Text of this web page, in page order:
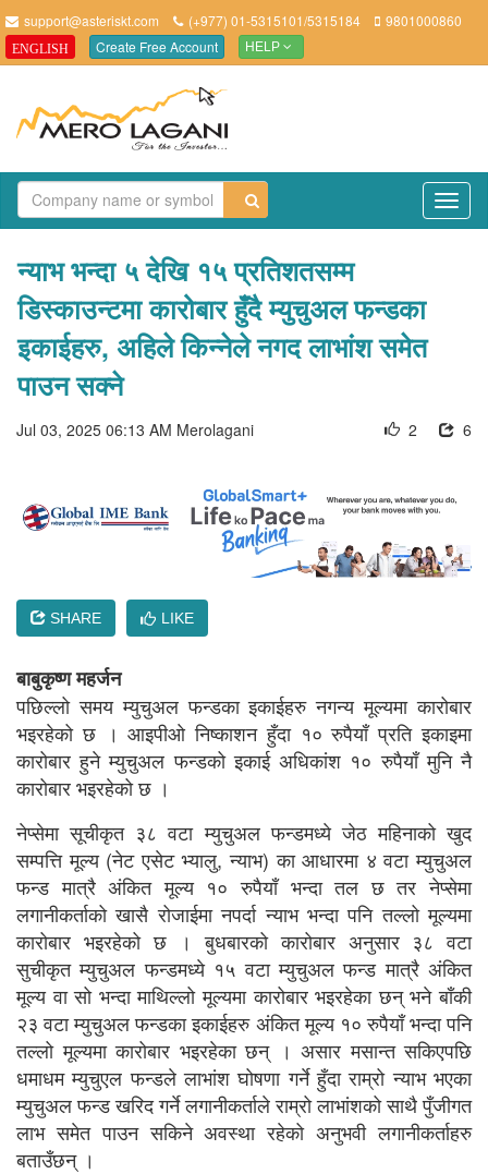
support@asteriskt.com (+977) 01-5315101/5315184 9801000860
ENGLISH Create Free Account HELP
न्याभ भन्दा ५ देखि १५ प्रतिशतसम्म
डिस्काउन्टमा कारोबार हुँदै म्युचुअल फन्डका
इकाईहरु, अहिले किन्नेले नगद लाभांश समेत
पाउन सक्ने
Jul 03, 2025 06:13 AM Merolagani 6
2
SHARE LIKE
बाबुकृष्ण महर्जन
पछिल्लो समय म्युचुअल फन्डका इकाईहरु नगन्य मूल्यमा कारोबार
भइरहेको छ । आइपीओ निष्काशन हुँदा १० रुपैयाँ प्रति इकाइमा
कारोबार हुने म्युचुअल फन्डको इकाई अधिकांश १० रुपैयाँ मुनि नै
कारोबार भइरहेको छ ।
नेप्सेमा सूचीकृत ३८ वटा म्युचुअल फन्डमध्ये जेठ महिनाको खुद
सम्पत्ति मूल्य (नेट एसेट भ्यालु, न्याभ) का आधारमा ४ वटा म्युचुअल
फन्ड मात्रै अंकित मूल्य १० रुपैयाँ भन्दा तल छ तर नेप्सेमा
लगानीकर्ताको खासै रोजाईमा नपर्दा न्याभ भन्दा पनि तल्लो मूल्यमा
कारोबार भइरहेको छ । बुधबारको कारोबार अनुसार ३८ वटा
सुचीकृत म्युचुअल फन्डमध्ये १५ वटा म्युचुअल फन्ड मात्रै अंकित
मूल्य वा सो भन्दा माथिल्लो मूल्यमा कारोबार भइरहेका छन् भने बाँकी
२३ वटा म्युचुअल फन्डका इकाईहरु अंकित मूल्य १० रुपैयाँ भन्दा पनि
तल्लो मूल्यमा कारोबार भइरहेका छन् । असार मसान्त सकिएपछि
धमाधम म्युचुएल फन्डले लाभांश घोषणा गर्ने हुँदा राम्रो न्याभ भएका
म्युचुअल फन्ड खरिद गर्ने लगानीकर्ताले राम्रो लाभांशको साथै पुँजीगत
लाभ समेत पाउन सकिने अवस्था रहेको अनुभवी लगानीकर्ताहरु
बताउँछन् ।